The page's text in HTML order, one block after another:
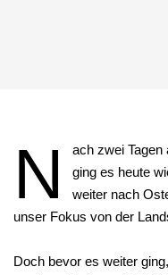
N
ach zwei
ging es heute
weiter nach
unser Fokus von der
Doch bevor es weiter